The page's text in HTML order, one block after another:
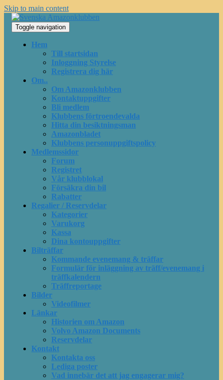
Skip to main content
Toggle navigation
Hem
Till startsidan
Inloggning Styrelse
Registrera dig här
Om..
Om Amazonklubben
Kontaktuppgifter
Bli medlem
Klubbens förtroendevalda
Hitta din besiktningsman
Amazonbladet
Klubbens personuppgiftspolicy
Medlemssidor
Forum
Registret
Vår klubblokal
Försäkra din bil
Rabatter
Regalier / Reservdelar
Kategorier
Varukorg
Kassa
Dina kontouppgifter
Bilträffar
Kommande evenemang & träffar
Formulär för inläggning av träff/evenemang i
träffkalendern
Träffreportage
Bilder
Videofilmer
Länkar
Historien om Amazon
Volvo Amazon Documents
Reservdelar
Kontakt
Kontakta oss
Lediga poster
Vad innebär det att jag engagerar mig?